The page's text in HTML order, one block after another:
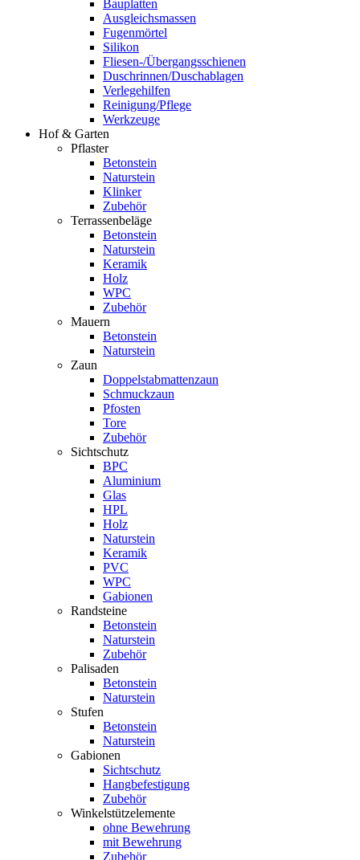
Bauplatten
Ausgleichsmassen
Fugenmörtel
Silikon
Fliesen-/Übergangsschienen
Duschrinnen/Duschablagen
Verlegehilfen
Reinigung/Pflege
Werkzeuge
Hof & Garten
Pflaster
Betonstein
Naturstein
Klinker
Zubehör
Terrassenbeläge
Betonstein
Naturstein
Keramik
Holz
WPC
Zubehör
Mauern
Betonstein
Naturstein
Zaun
Doppelstabmattenzaun
Schmuckzaun
Pfosten
Tore
Zubehör
Sichtschutz
BPC
Aluminium
Glas
HPL
Holz
Naturstein
Keramik
PVC
WPC
Gabionen
Randsteine
Betonstein
Naturstein
Zubehör
Palisaden
Betonstein
Naturstein
Stufen
Betonstein
Naturstein
Gabionen
Sichtschutz
Hangbefestigung
Zubehör
Winkelstützelemente
ohne Bewehrung
mit Bewehrung
Zubehör